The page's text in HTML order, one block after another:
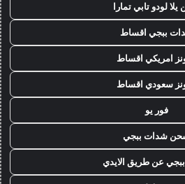
لودو تابي تمارا
ببجي اقساط
امريكي اقساط
سعودي اقساط
فور يو
شدات ببجي
عن طريق الايدي